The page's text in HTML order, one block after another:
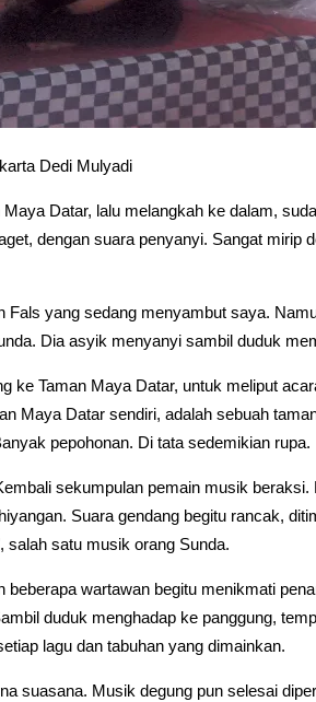
Dedi Mulyadi
Datar, lalu melangkah ke dalam,
dengan suara penyanyi. Sangat mirip
Fals yang sedang menyambut saya.
Dia asyik menyanyi sambil duduk
ke Taman Maya Datar, untuk meliput
Maya Datar sendiri, adalah sebuah
pepohonan. Di tata sedemikian rupa.
sekumpulan pemain musik
Suara gendang begitu rancak,
salah satu musik orang Sunda.
beberapa wartawan begitu menikmati
duduk menghadap ke panggung,
lagu dan tabuhan yang dimainkan.
suasana. Musik degung pun selesai